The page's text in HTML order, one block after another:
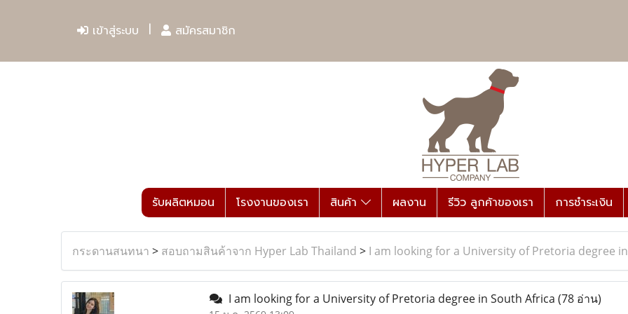
เข้าสู่ระบบ สมัครสมาชิก
รับผลิตหมอน โรงงานของเรา สินค้า ผลงาน รีวิว ลูกค้าของเรา การชำระเงิน
กระดานสนทนา > สอบถามสินค้าจาก Hyper Lab Thailand > I am looking for a University of Pretoria degree
I am looking for a University of Pretoria degree in South Africa (78 อ่าน)